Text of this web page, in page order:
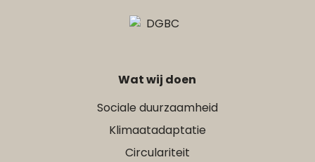
Wat wij doen
Sociale duurzaamheid
Klimaatadaptatie
Circulariteit